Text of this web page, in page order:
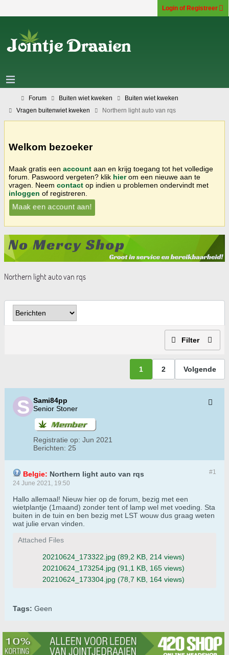
Login of Registreer
Forum Buiten wiet kweken
Buiten wiet kweken
Vragen buitenwiet kweken
Northern light auto van rqs
Welkom bezoeker
Maak gratis een account aan en krijg toegang tot het volledige
forum. Paswoord vergeten? klik hierom een nieuwe aan te
vragen. Neem contact op indien u problemen ondervindt met
inloggen of registreren.
Maak een account aan!
Northern light auto van rqs
Filter
1 2 Volgende
Sami84pp
Senior Stoner
Registratie op: Jun 2021
Berichten: 25
#1
Belgie: Northern light auto van rqs
24 June 2021, 19:50
Hallo allemaal! Nieuw hier op de forum, bezig met een
wietplantje (1maand) zonder tent of lamp wel met voeding. Sta
buiten in de tuin en ben bezig met LST wouw dus graag weten
wat julie ervan vinden.
Attached Files
20210624_173322.jpg (89,2 KB, 214 views)
20210624_173254.jpg (91,1 KB, 165 views)
20210624_173304.jpg (78,7 KB, 164 views)
Tags: Geen